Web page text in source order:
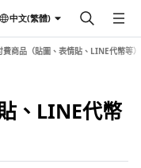
中文(繁體)
費商品（貼圖、表情貼、LINE代幣等
、LINE代幣